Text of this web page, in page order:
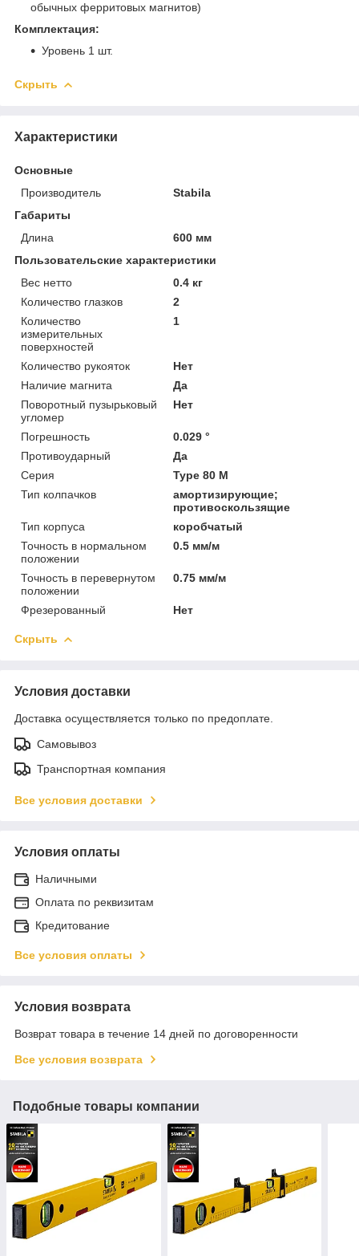
обычных ферритовых магнитов)
Комплектация:
Уровень 1 шт.
Скрыть
Характеристики
Основные
Производитель
Stabila
Габариты
Длина
600 мм
Пользовательские характеристики
Вес нетто
0.4 кг
Количество глазков
2
Количество
измерительных
поверхностей
1
Количество рукояток
Нет
Наличие магнита
Да
Поворотный пузырьковый
угломер
Нет
Погрешность
0.029 °
Противоударный
Да
Серия
Type 80 M
Тип колпачков
амортизирующие;
противоскользящие
Тип корпуса
коробчатый
Точность в нормальном
положении
0.5 мм/м
Точность в перевернутом
положении
0.75 мм/м
Фрезерованный Нет
Скрыть
Условия доставки
Доставка осуществляется только по предоплате.
Самовывоз
Транспортная компания
Все условия доставки
Условия оплаты
Наличными
Оплата по реквизитам
Кредитование
Все условия оплаты
Условия возврата
Возврат товара в течение 14 дней по договоренности
Все условия возврата
Подобные товары компании